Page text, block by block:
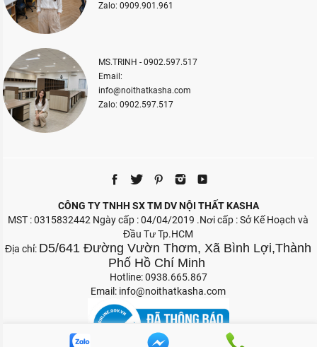
Zalo: 0909.901.961
MS.TRINH - 0902.597.517
Email:
info@noithatkasha.com
Zalo: 0902.597.517
CÔNG TY TNHH SX TM DV NỘI THẤT KASHA
MST : 0315832442 Ngày cấp : 04/04/2019 .Nơi cấp : Sở Kế Hoạch và
Đầu Tư Tp.HCM
Địa chỉ: D5/641 Đường Vườn Thơm, Xã Bình Lợi,Thành
Phố Hồ Chí Minh
Hotline: 0938.665.867
Email: info@noithatkasha.com